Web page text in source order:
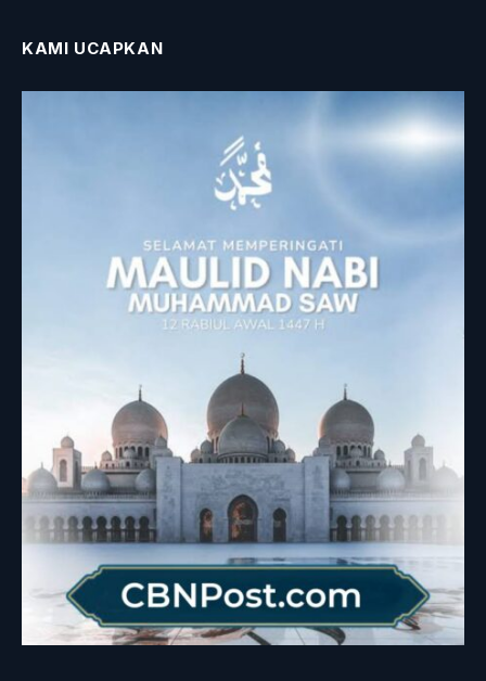
KAMI UCAPKAN